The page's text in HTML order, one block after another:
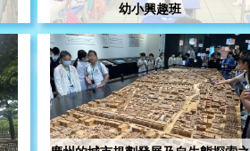
幼小興趣班